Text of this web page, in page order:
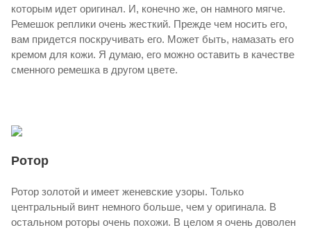
которым идет оригинал. И, конечно же, он намного мягче.
Ремешок реплики очень жесткий. Прежде чем носить его,
вам придется поскручивать его. Может быть, намазать его
кремом для кожи. Я думаю, его можно оставить в качестве
сменного ремешка в другом цвете.
Ротор
Ротор золотой и имеет женевские узоры. Только
центральный винт немного больше, чем у оригинала. В
остальном роторы очень похожи. В целом я очень доволен